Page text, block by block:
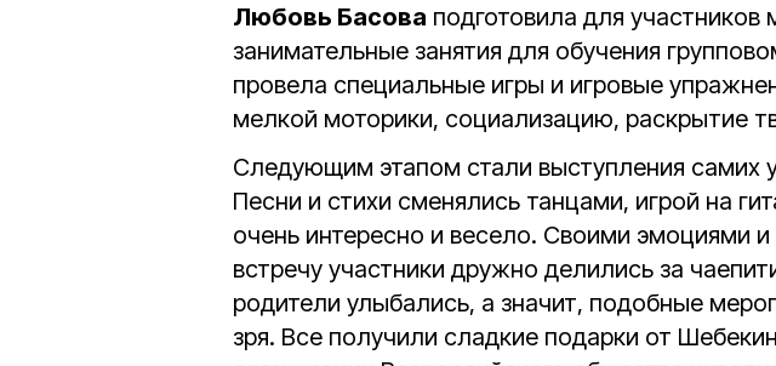
Любовь Басова подготовила для участников
занимательные занятия для обучения
провела специальные игры и игровые
мелкой моторики, социализацию, раскрытие
Следующим этапом стали выступления самих
Песни и стихи сменялись танцами, игрой на
очень интересно и весело. Своими эмоциями
встречу участники дружно делились за
родители улыбались, а значит, подобные
зря. Все получили сладкие подарки от